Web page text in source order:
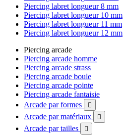
Piercing labret longueur 8 mm
Piercing labret longueur 10 mm
Piercing labret longueur 11 mm
Piercing labret longueur 12 mm
Piercing arcade
Piercing arcade homme
Piercing arcade strass
Piercing arcade boule
Piercing arcade pointe
Piercing arcade fantaisie
Arcade par formes

Arcade par matériaux 
Arcade par tailles 